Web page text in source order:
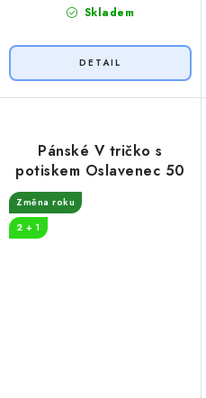
Skladem
Pánské V tričko s
potiskem Oslavenec 50
Změna roku
2 + 1